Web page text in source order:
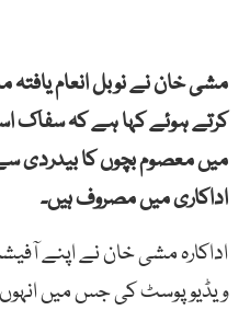
مشی خان نے نوبل انعام یافتہ
کرتے ہوئے کہا ہے کہ سفاک
میں معصوم بچوں کا بیدردی سے
اداکاری میں مصروف ہیں۔
اداکارہ مشی خان نے اپنے
ویڈیو پوسٹ کی جس میں